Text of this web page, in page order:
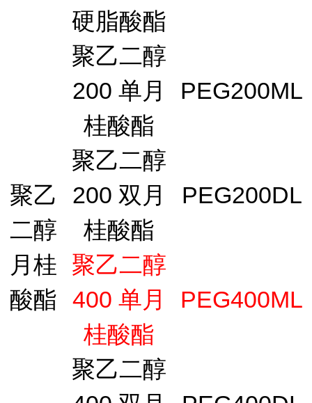
硬脂酸酯
聚乙
二醇
月桂
酸酯
聚乙二醇
200 单月
桂酸酯
PEG200ML
聚乙二醇
200 双月
桂酸酯
PEG200DL
聚乙二醇
400 单月
桂酸酯
PEG400ML
聚乙二醇